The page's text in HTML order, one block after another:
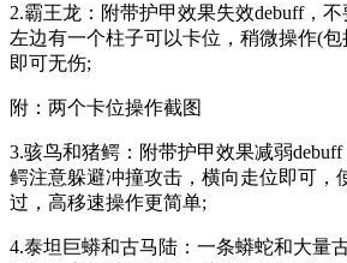
2.霸王龙：附带护甲效果失效debuff，
左边有一个柱子可以卡位，稍微操作(
即可无伤;
附：两个卡位操作截图
3.骇鸟和猪鳄：附带护甲效果减弱
鳄注意躲避冲撞攻击，横向走位即可，
过，高移速操作更简单;
4.泰坦巨蟒和古马陆：一条蟒蛇和大量